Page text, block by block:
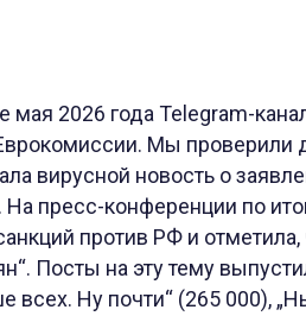
мая 2026 года Telegram-
Мы проверили
вирусной новость о
пресс-конференции по
против РФ и
Посты на эту тему
всех. Ну почти“ (265 000),